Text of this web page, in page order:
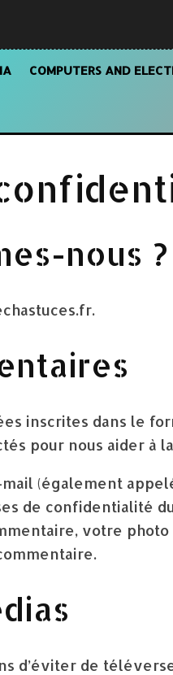
IA COMPUTERS AND
nous ?
inscrites dans le
pour nous aider à
(également
de confidentialité
votre
d’éviter de